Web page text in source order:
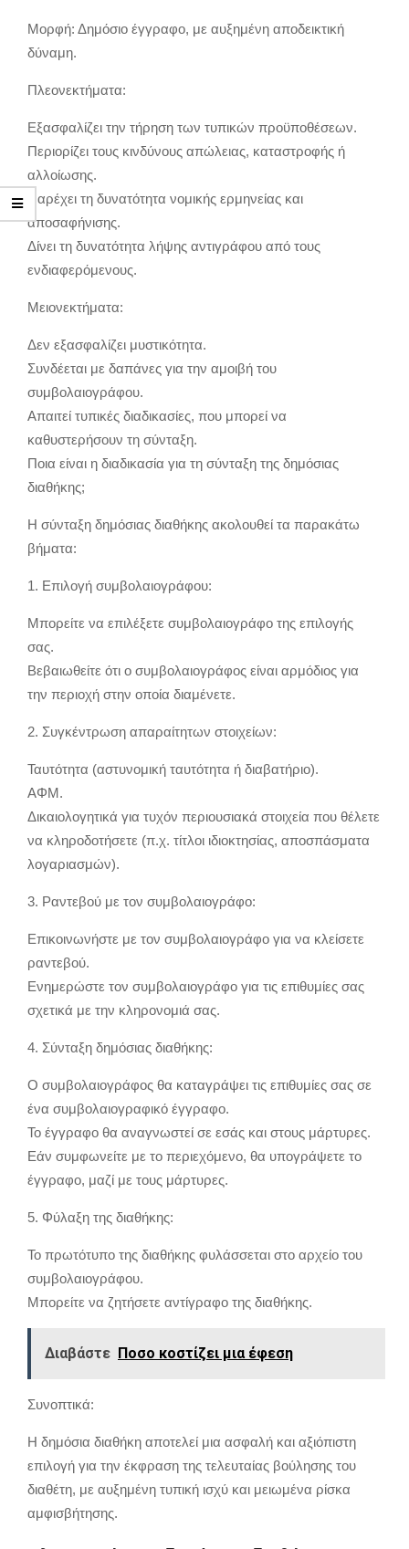
Μορφή: Δημόσιο έγγραφο, με αυξημένη αποδεικτική
δύναμη.
Πλεονεκτήματα:
Εξασφαλίζει την τήρηση των τυπικών προϋποθέσεων.
Περιορίζει τους κινδύνους απώλειας, καταστροφής ή
αλλοίωσης.
Παρέχει τη δυνατότητα νομικής ερμηνείας και
αποσαφήνισης.
Δίνει τη δυνατότητα λήψης αντιγράφου από τους
ενδιαφερόμενους.
Μειονεκτήματα:
Δεν εξασφαλίζει μυστικότητα.
Συνδέεται με δαπάνες για την αμοιβή του
συμβολαιογράφου.
Απαιτεί τυπικές διαδικασίες, που μπορεί να
καθυστερήσουν τη σύνταξη.
Ποια είναι η διαδικασία για τη σύνταξη της δημόσιας
διαθήκης;
Η σύνταξη δημόσιας διαθήκης ακολουθεί τα παρακάτω
βήματα:
1. Επιλογή συμβολαιογράφου:
Μπορείτε να επιλέξετε συμβολαιογράφο της επιλογής
σας.
Βεβαιωθείτε ότι ο συμβολαιογράφος είναι αρμόδιος για
την περιοχή στην οποία διαμένετε.
2. Συγκέντρωση απαραίτητων στοιχείων:
Ταυτότητα (αστυνομική ταυτότητα ή διαβατήριο).
ΑΦΜ.
Δικαιολογητικά για τυχόν περιουσιακά στοιχεία που θέλετε
να κληροδοτήσετε (π.χ. τίτλοι ιδιοκτησίας, αποσπάσματα
λογαριασμών).
3. Ραντεβού με τον συμβολαιογράφο:
Επικοινωνήστε με τον συμβολαιογράφο για να κλείσετε
ραντεβού.
Ενημερώστε τον συμβολαιογράφο για τις επιθυμίες σας
σχετικά με την κληρονομιά σας.
4. Σύνταξη δημόσιας διαθήκης:
Ο συμβολαιογράφος θα καταγράψει τις επιθυμίες σας σε
ένα συμβολαιογραφικό έγγραφο.
Το έγγραφο θα αναγνωστεί σε εσάς και στους μάρτυρες.
Εάν συμφωνείτε με το περιεχόμενο, θα υπογράψετε το
έγγραφο, μαζί με τους μάρτυρες.
5. Φύλαξη της διαθήκης:
Το πρωτότυπο της διαθήκης φυλάσσεται στο αρχείο του
συμβολαιογράφου.
Μπορείτε να ζητήσετε αντίγραφο της διαθήκης.
Διαβάστε Ποσο κοστίζει μια έφεση
Συνοπτικά:
Η δημόσια διαθήκη αποτελεί μια ασφαλή και αξιόπιστη
επιλογή για την έκφραση της τελευταίας βούλησης του
διαθέτη, με αυξημένη τυπική ισχύ και μειωμένα ρίσκα
αμφισβήτησης.